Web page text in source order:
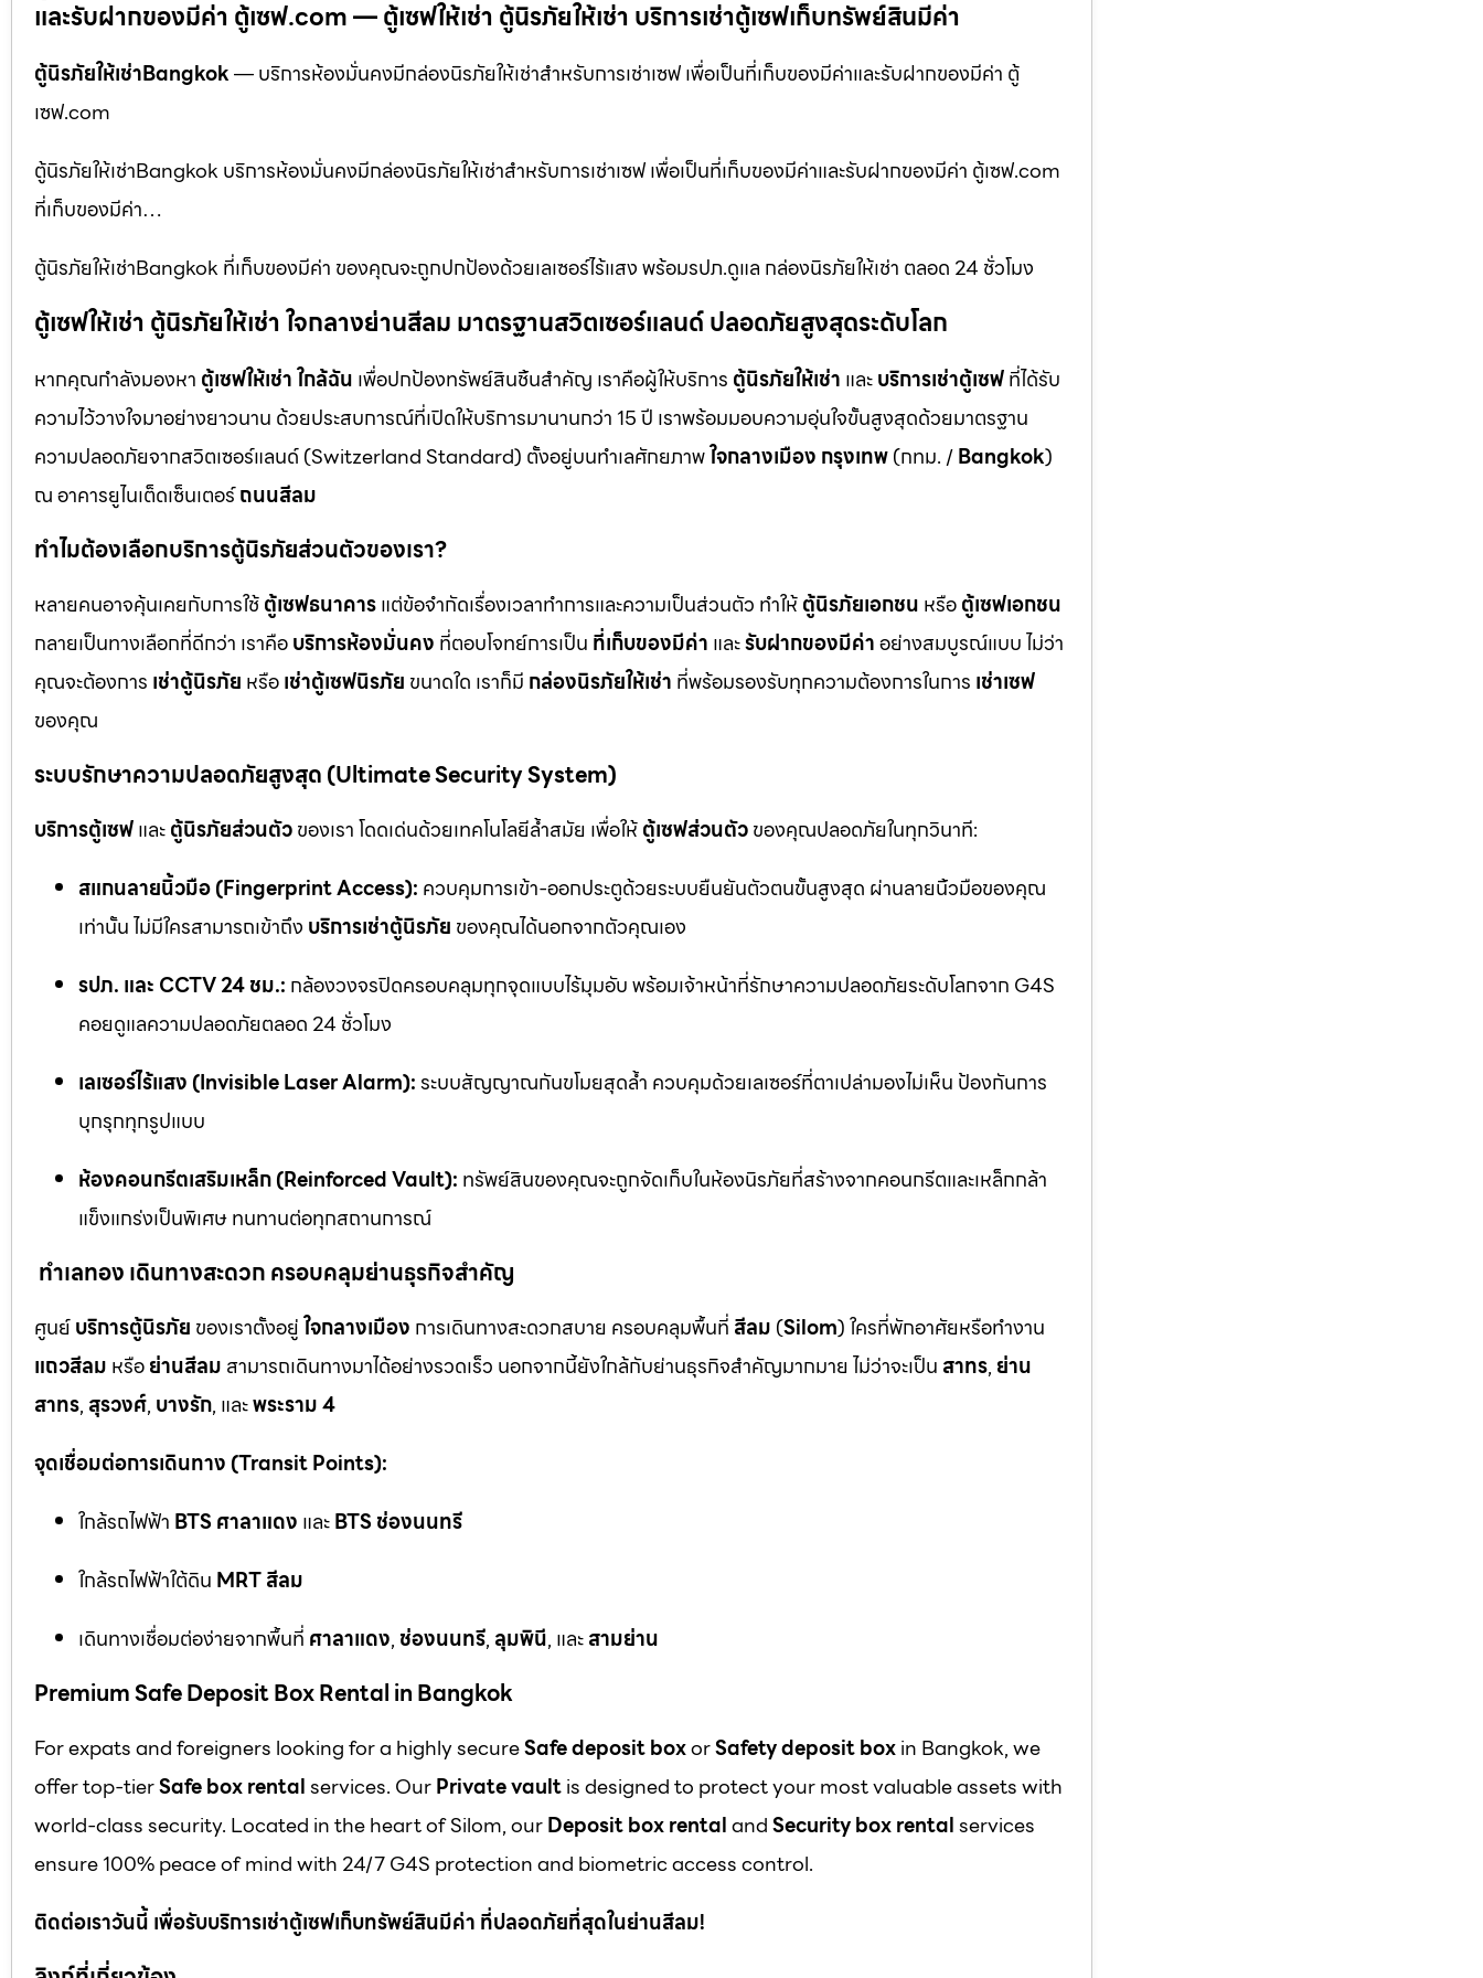
และรับฝากของมีค่า ตู้เซฟ.com — ตู้เซฟให้เช่า ตู้นิรภัยให้เช่า บริการเช่าตู้เซฟเก็บทรัพย์สินมีค่า
ตู้นิรภัยให้เช่าBangkok— บริการห้องมั่นคงมีกล่องนิรภัยให้เช่าสำหรับการเช่าเซฟ เพื่อเป็นที่เก็บของมีค่าและรับฝากของมีค่า ตู้
เซฟ.com
ตู้นิรภัยให้เช่าBangkok บริการห้องมั่นคงมีกล่องนิรภัยให้เช่าสำหรับการเช่าเซฟ เพื่อเป็นที่เก็บของมีค่าและรับฝากของมีค่า ตู้เซฟ.com
ที่เก็บของมีค่า…
ตู้นิรภัยให้เช่าBangkok ที่เก็บของมีค่า ของคุณจะถูกปกป้องด้วยเลเซอร์ไร้แสง พร้อมรปภ.ดูแล กล่องนิรภัยให้เช่า ตลอด 24 ชั่วโมง
ตู้เซฟให้เช่า ตู้นิรภัยให้เช่า ใจกลางย่านสีลม มาตรฐานสวิตเซอร์แลนด์ ปลอดภัยสูงสุดระดับโลก
หากคุณกำลังมองหา ตู้เซฟให้เช่า ใกล้ฉัน เพื่อปกป้องทรัพย์สินชิ้นสำคัญ เราคือผู้ให้บริการ ตู้นิรภัยให้เช่า และบริการเช่าตู้เซฟที่ได้รับ
ความไว้วางใจมาอย่างยาวนาน ด้วยประสบการณ์ที่เปิดให้บริการมานานกว่า 15 ปี เราพร้อมมอบความอุ่นใจขั้นสูงสุดด้วยมาตรฐาน
ความปลอดภัยจากสวิตเซอร์แลนด์ (Switzerland Standard) ตั้งอยู่บนทำเลศักยภาพใจกลางเมือง กรุงเทพ(กทม. /Bangkok)
ณ อาคารยูไนเต็ดเซ็นเตอร์ถนนสีลม
ทำไมต้องเลือกบริการตู้นิรภัยส่วนตัวของเรา?
หลายคนอาจคุ้นเคยกับการใช้ตู้เซฟธนาคารแต่ข้อจำกัดเรื่องเวลาทำการและความเป็นส่วนตัว ทำให้ตู้นิรภัยเอกชน หรือตู้เซฟเอกชน
กลายเป็นทางเลือกที่ดีกว่า เราคือบริการห้องมั่นคง ที่ตอบโจทย์การเป็น ที่เก็บของมีค่า และรับฝากของมีค่าอย่างสมบูรณ์แบบ ไม่ว่า
คุณจะต้องการ เช่าตู้นิรภัย หรือเช่าตู้เซฟนิรภัย ขนาดใด เราก็มี กล่องนิรภัยให้เช่า ที่พร้อมรองรับทุกความต้องการในการ เช่าเซฟ
ของคุณ
ระบบรักษาความปลอดภัยสูงสุด (Ultimate Security System)
บริการตู้เซฟและตู้นิรภัยส่วนตัวของเรา โดดเด่นด้วยเทคโนโลยีล้ำสมัย เพื่อให้ตู้เซฟส่วนตัวของคุณปลอดภัยในทุกวินาที:
สแกนลายนิ้วมือ (Fingerprint Access): ควบคุมการเข้า-ออกประตูด้วยระบบยืนยันตัวตนขั้นสูงสุด ผ่านลายนิ้วมือของคุณ
เท่านั้น ไม่มีใครสามารถเข้าถึง บริการเช่าตู้นิรภัย ของคุณได้นอกจากตัวคุณเอง
รปภ. และ CCTV 24 ชม.: กล้องวงจรปิดครอบคลุมทุกจุดแบบไร้มุมอับ พร้อมเจ้าหน้าที่รักษาความปลอดภัยระดับโลกจาก G4S
คอยดูแลความปลอดภัยตลอด 24 ชั่วโมง
เลเซอร์ไร้แสง (Invisible Laser Alarm):ระบบสัญญาณกันขโมยสุดล้ำ ควบคุมด้วยเลเซอร์ที่ตาเปล่ามองไม่เห็น ป้องกันการ
บุกรุกทุกรูปแบบ
ห้องคอนกรีตเสริมเหล็ก (Reinforced Vault): ทรัพย์สินของคุณจะถูกจัดเก็บในห้องนิรภัยที่สร้างจากคอนกรีตและเหล็กกล้า
แข็งแกร่งเป็นพิเศษ ทนทานต่อทุกสถานการณ์
ทำเลทอง เดินทางสะดวก ครอบคลุมย่านธุรกิจสำคัญ
ศูนย์บริการตู้นิรภัย ของเราตั้งอยู่ใจกลางเมือง การเดินทางสะดวกสบาย ครอบคลุมพื้นที่ สีลม (Silom) ใครที่พักอาศัยหรือทำงาน
แถวสีลม หรือย่านสีลม สามารถเดินทางมาได้อย่างรวดเร็ว นอกจากนี้ยังใกล้กับย่านธุรกิจสำคัญมากมาย ไม่ว่าจะเป็น สาทร, ย่าน
สาทร, สุรวงศ์, บางรัก, และพระราม 4
จุดเชื่อมต่อการเดินทาง (Transit Points):
ใกล้รถไฟฟ้า BTS ศาลาแดง และBTS ช่องนนทรี
ใกล้รถไฟฟ้าใต้ดิน MRT สีลม
เดินทางเชื่อมต่อง่ายจากพื้นที่ ศาลาแดง, ช่องนนทรี, ลุมพินี, และสามย่าน
Premium Safe Deposit Box Rental in Bangkok
For expats and foreigners looking for a highly secureSafe deposit boxorSafety deposit boxin Bangkok, we
offer top-tierSafe box rentalservices. OurPrivate vaultis designed to protect your most valuable assets with
world-class security. Located in the heart of Silom, ourDeposit box rentalandSecurity box rentalservices
ensure 100% peace of mind with 24/7 G4S protection and biometric access control.
ติดต่อเราวันนี้ เพื่อรับบริการเช่าตู้เซฟเก็บทรัพย์สินมีค่า ที่ปลอดภัยที่สุดในย่านสีลม!